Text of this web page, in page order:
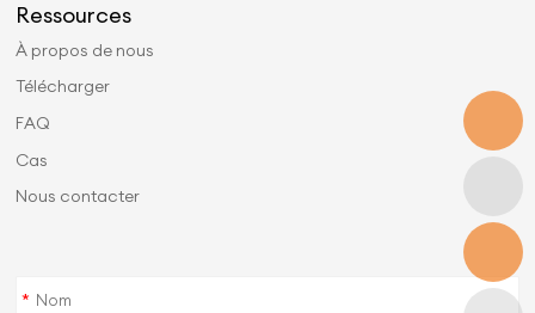
Ressources
À propos de nous
Télécharger
FAQ
Cas
Nous contacter
*